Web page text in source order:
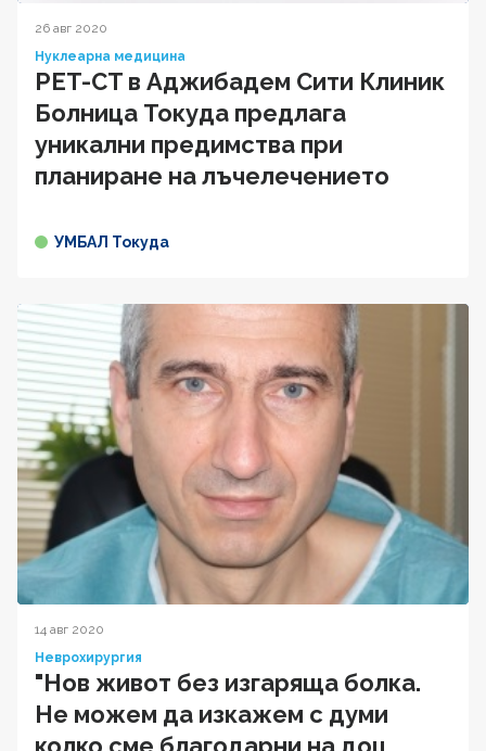
26 авг 2020
Нуклеарна медицина
PET-CT в Аджибадем Сити Клиник
Болница Токуда предлага
уникални предимства при
планиране на лъчелечението
УМБАЛ Токуда
14 авг 2020
Неврохирургия
"Нов живот без изгаряща болка.
Не можем да изкажем с думи